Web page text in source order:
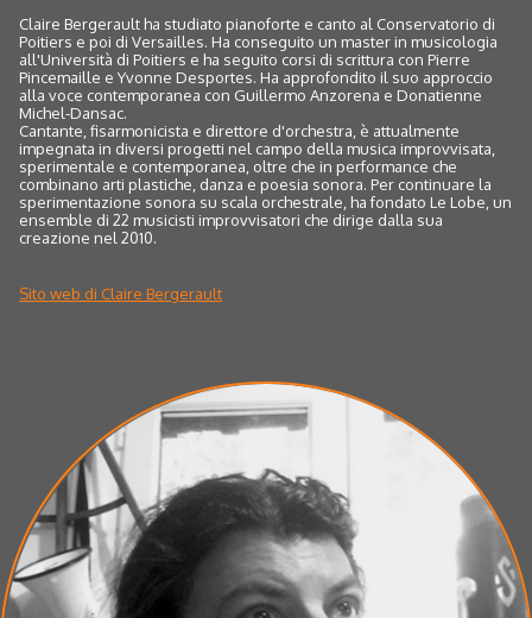
Claire Bergerault ha studiato pianoforte e canto al Conservatorio di
Poitiers e poi di Versailles. Ha conseguito un master in musicologia
all'Università di Poitiers e ha seguito corsi di scrittura con Pierre
Pincemaille e Yvonne Desportes. Ha approfondito il suo approccio
alla voce contemporanea con Guillermo Anzorena e Donatienne
Michel-Dansac.
Cantante, fisarmonicista e direttore d'orchestra, è attualmente
impegnata in diversi progetti nel campo della musica improvvisata,
sperimentale e contemporanea, oltre che in performance che
combinano arti plastiche, danza e poesia sonora. Per continuare la
sperimentazione sonora su scala orchestrale, ha fondato Le Lobe, un
ensemble di 22 musicisti improvvisatori che dirige dalla sua
creazione nel 2010.
Sito web di Claire Bergerault